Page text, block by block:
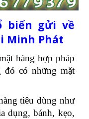
biến gửi về
Minh Phát
hàng hợp pháp
đó có những mặt
tiêu dùng như
dụng, bánh, kẹo,